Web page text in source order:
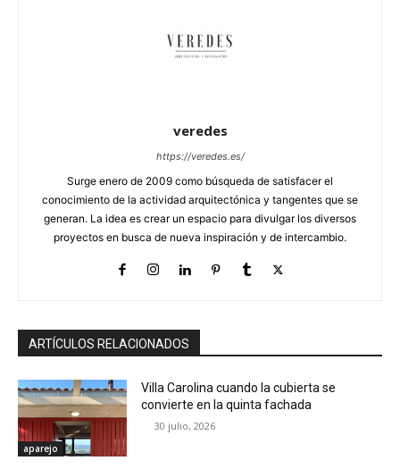
veredes
https://veredes.es/
Surge enero de 2009 como búsqueda de satisfacer el
conocimiento de la actividad arquitectónica y tangentes que se
generan. La idea es crear un espacio para divulgar los diversos
proyectos en busca de nueva inspiración y de intercambio.
ARTÍCULOS RELACIONADOS
aparejo
Villa Carolina cuando la cubierta se
convierte en la quinta fachada
30 julio, 2026